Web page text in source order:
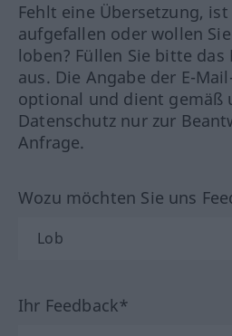
Fehlt eine Übersetzung,
aufgefallen oder wollen
loben? Füllen Sie bitte das
aus. Die Angabe der E-
optional und dient gemäß
Datenschutz nur zur
Anfrage.
Wozu möchten Sie uns
Ihr Feedback*